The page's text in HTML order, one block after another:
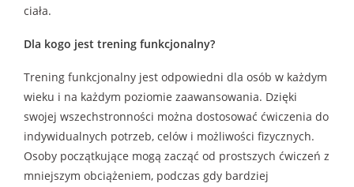
ciała.
Dla kogo jest trening funkcjonalny?
Trening funkcjonalny jest odpowiedni dla osób w każdym
wieku i na każdym poziomie zaawansowania. Dzięki
swojej wszechstronności można dostosować ćwiczenia do
indywidualnych potrzeb, celów i możliwości fizycznych.
Osoby początkujące mogą zacząć od prostszych ćwiczeń z
mniejszym obciążeniem, podczas gdy bardziej